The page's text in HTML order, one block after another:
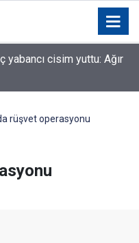
yabancı cisim yuttu: Ağır
rüşvet operasyonu